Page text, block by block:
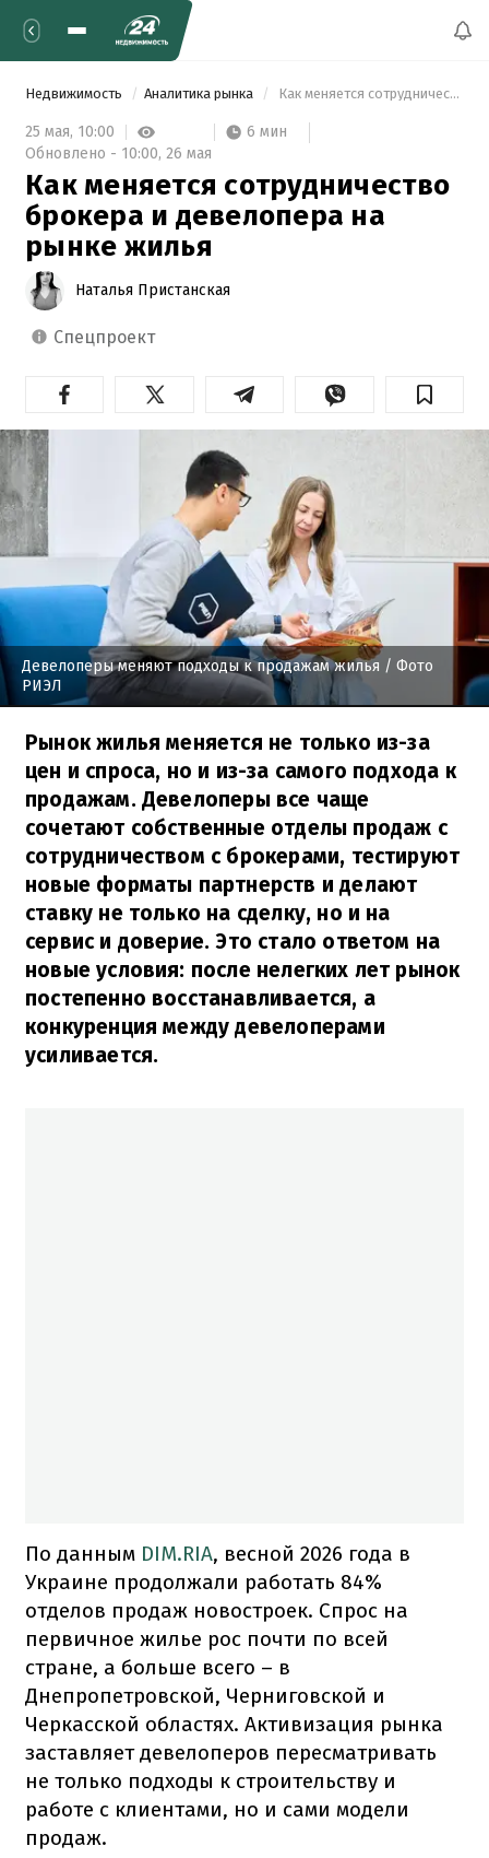
Недвижимость Аналитика рынка Как меняется сотрудничество брокера и девелопера на рынке жилья
25 мая, 10:00
6 мин
Обновлено - 10:00, 26 мая
Как меняется сотрудничество
брокера и девелопера на
рынке жилья
Наталья Пристанская
спецпроект
Девелоперы меняют подходы к продажам жилья / Фото
РИЭЛ
Рынок жилья меняется не только из-за
цен и спроса, но и из-за самого подхода к
продажам. Девелоперы все чаще
сочетают собственные отделы продаж с
сотрудничеством с брокерами, тестируют
новые форматы партнерств и делают
ставку не только на сделку, но и на
сервис и доверие. Это стало ответом на
новые условия: после нелегких лет рынок
постепенно восстанавливается, а
конкуренция между девелоперами
усиливается.
По данным DIM.RIA, весной 2026 года в
Украине продолжали работать 84%
отделов продаж новостроек. Спрос на
первичное жилье рос почти по всей
стране, а больше всего – в
Днепропетровской, Черниговской и
Черкасской областях. Активизация рынка
заставляет девелоперов пересматривать
не только подходы к строительству и
работе с клиентами, но и сами модели
продаж.